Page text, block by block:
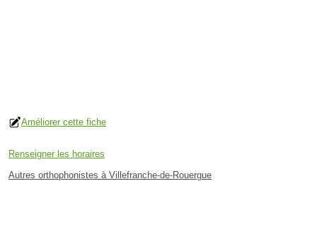
Améliorer cette fiche
Renseigner les horaires
Autres orthophonistes à Villefranche-de-Rouergue